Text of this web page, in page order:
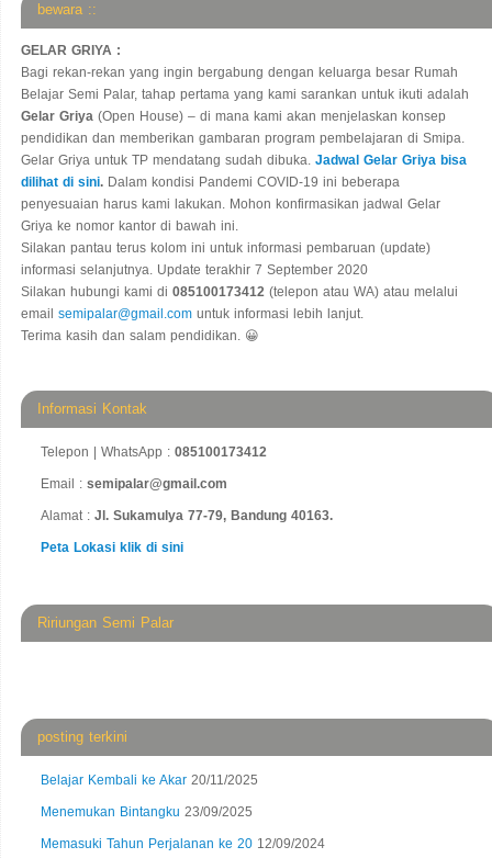
bewara ::
GELAR GRIYA :
Bagi rekan-rekan yang ingin bergabung dengan keluarga besar Rumah
Belajar Semi Palar, tahap pertama yang kami sarankan untuk ikuti adalah
Gelar Griya (Open House) – di mana kami akan menjelaskan konsep
pendidikan dan memberikan gambaran program pembelajaran di Smipa.
Gelar Griya untuk TP mendatang sudah dibuka. Jadwal Gelar Griya bisa
dilihat di sini. Dalam kondisi Pandemi COVID-19 ini beberapa
penyesuaian harus kami lakukan. Mohon konfirmasikan jadwal Gelar
Griya ke nomor kantor di bawah ini.
Silakan pantau terus kolom ini untuk informasi pembaruan (update)
informasi selanjutnya. Update terakhir 7 September 2020
Silakan hubungi kami di 085100173412 (telepon atau WA) atau melalui
email semipalar@gmail.com untuk informasi lebih lanjut.
Terima kasih dan salam pendidikan. 😀
Informasi Kontak
Telepon | WhatsApp : 085100173412
Email : semipalar@gmail.com
Alamat : Jl. Sukamulya 77-79, Bandung 40163.
Peta Lokasi klik di sini
Ririungan Semi Palar
posting terkini
Belajar Kembali ke Akar 20/11/2025
Menemukan Bintangku 23/09/2025
Memasuki Tahun Perjalanan ke 20 12/09/2024